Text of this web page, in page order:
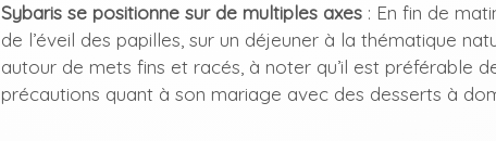
Sybaris se positionne sur de multiples axes : En fin de
de l’éveil des papilles, sur un déjeuner à la thématique
autour de mets fins et racés, à noter qu’il est préférable
précautions quant à son mariage avec des desserts à